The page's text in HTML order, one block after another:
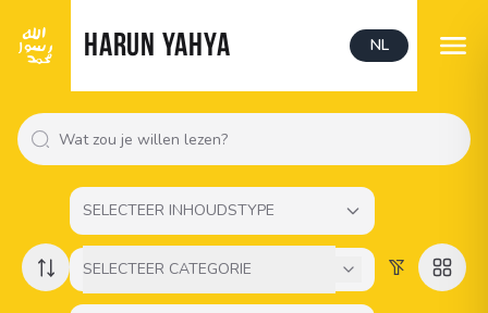
HARUN YAHYA NL
SELECTEER INHOUDSTYPE
SELECTEER CATEGORIE